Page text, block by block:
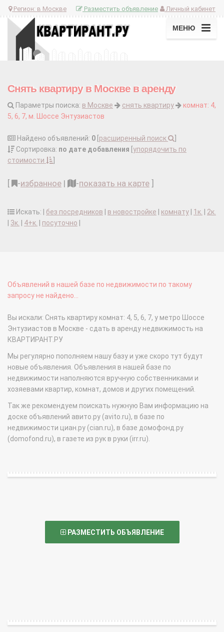
Регион: в Москве Личный кабинет
Разместить объявление
МЕНЮ
Снять квартиру в Москве в аренду
Параметры поиска: в Москве снять квартиру
комнат: 4,
5, 6, 7, м. Шоссе Энтузиастов
Найдено объявлений: 0 расширенный поиск
Сортировка: по дате добавления упорядочить по
стоимости
-избранное | -показать на карте
Искать: | без посредников в новостройке комнату 1к.
2к.
3к. 4+к. посуточно
Объявлений в нашей базе по недвижимости по такому
запросу не найдено...
Вы искали: Снять квартиру комнат: 4, 5, 6, 7, у метро Шоссе
Энтузиастов в Москве - сдать в аренду недвижимость на
КВАРТИРАНТ.РУ
Мы регулярно пополняем нашу базу и уже скоро тут будут
новые объявления. Объявления в нашей базе по
недвижимости наполняются вручную собственниками и
хозяевами квартир, комнат, домов и других помещений.
Так же рекомендуем поискать нужную Вам информацию на
доске объявлений авито.ру (avito.ru), в базе по
недвижимости циан.ру (cian.ru), в базе домофонд.ру
(domofond.ru), в газете из рук в руки (irr.ru).
РАЗМЕСТИТЬ ОБЪЯВЛЕНИЕ